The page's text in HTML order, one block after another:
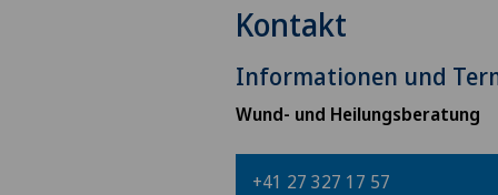
Kontakt
Informationen und
Wund- und Heilungsberatung
+41 27 327 17 57